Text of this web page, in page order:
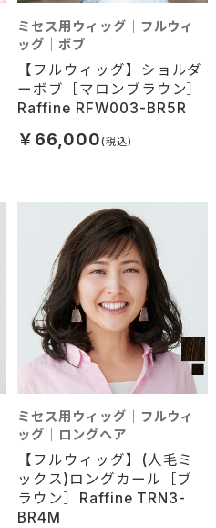
【フルウィッグ】ショルダ
ーボブ［マロンブラウン］
Raffine RFW003-BR5R
ミセス用ウィッグ｜フルウィ
ッグ｜ボブ
￥66,000
【フルウィッグ】(人毛ミ
ックス)ロングカール［ブ
ラウン］Raffine TRN3-
BR4M
ミセス用ウィッグ｜フルウィ
ッグ｜ロングヘア